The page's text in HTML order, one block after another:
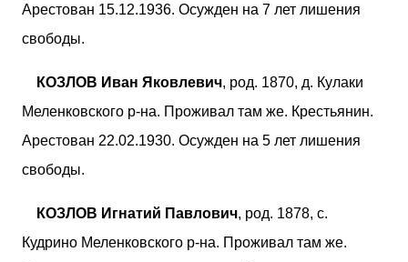
Арестован 15.12.1936. Осужден на 7 лет лишения
свободы.
КОЗЛОВ Иван Яковлевич, род. 1870, д. Кулаки
Меленковского р-на. Проживал там же. Крестьянин.
Арестован 22.02.1930. Осужден на 5 лет лишения
свободы.
КОЗЛОВ Игнатий Павлович, род. 1878, с.
Кудрино Меленковского р-на. Проживал там же.